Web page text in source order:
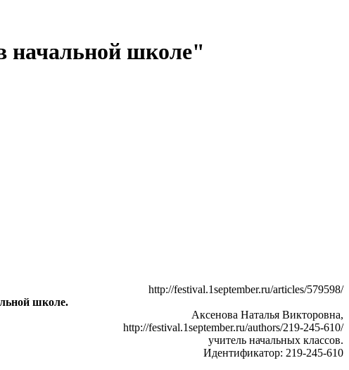
начальной школе"
http://festival.1september.ru/articles/579598/
школе.
Аксенова Наталья Викторовна,
http://festival.1september.ru/authors/219-245-610/
учитель начальных классов.
Идентификатор: 219-245-610